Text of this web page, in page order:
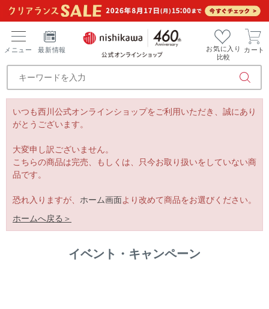
メニュー 最新情報
お気に入り
比較
カート
いつも西川公式オンラインショップをご利用いただき、誠にあり
がとうございます。
大変申し訳ございません。
こちらの商品は完売、もしくは、只今お取り扱いをしていない商
品です。
恐れ入りますが、 ホーム画面より改めて商品をお選びください。
ホームへ戻る＞
イベント・キャンペーン